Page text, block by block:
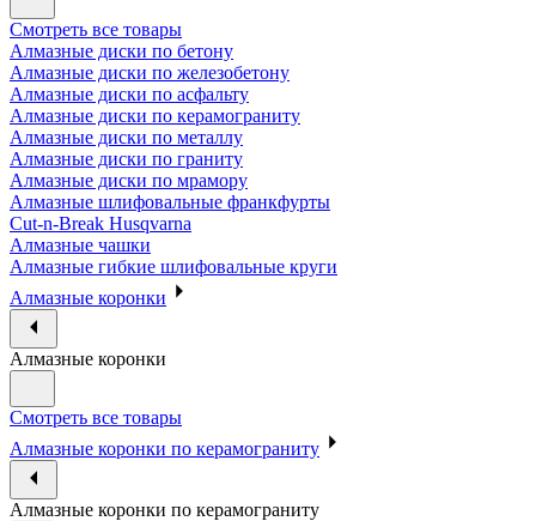
Смотреть все товары
Алмазные диски по бетону
Алмазные диски по железобетону
Алмазные диски по асфальту
Алмазные диски по керамограниту
Алмазные диски по металлу
Алмазные диски по граниту
Алмазные диски по мрамору
Алмазные шлифовальные франкфурты
Cut-n-Break Husqvarna
Алмазные чашки
Алмазные гибкие шлифовальные круги
Алмазные коронки
Алмазные коронки
Смотреть все товары
Алмазные коронки по керамограниту
Алмазные коронки по керамограниту